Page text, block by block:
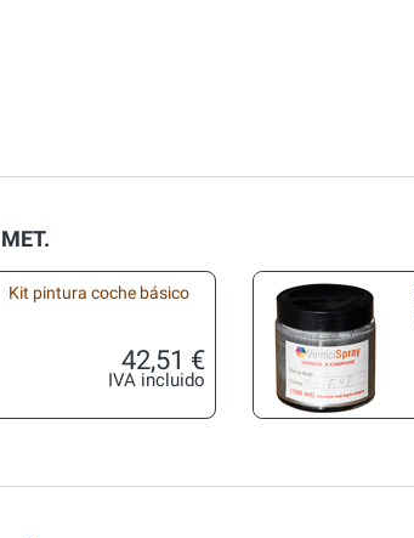
Kit pintura coche básico
42,51 €
IVA incluido